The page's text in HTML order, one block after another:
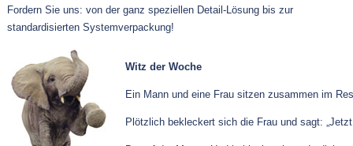
Fordern Sie uns: von der ganz speziellen Detail-Lösung bis zur
standardisierten Systemverpackung!
Witz der Woche
Ein Mann und eine Frau sitzen zusammen im
Plötzlich bekleckert sich die Frau und sagt: